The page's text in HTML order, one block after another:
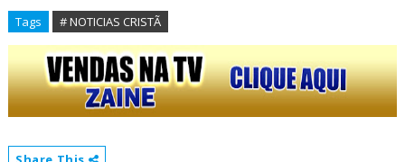
Tags # NOTICIAS CRISTÃ